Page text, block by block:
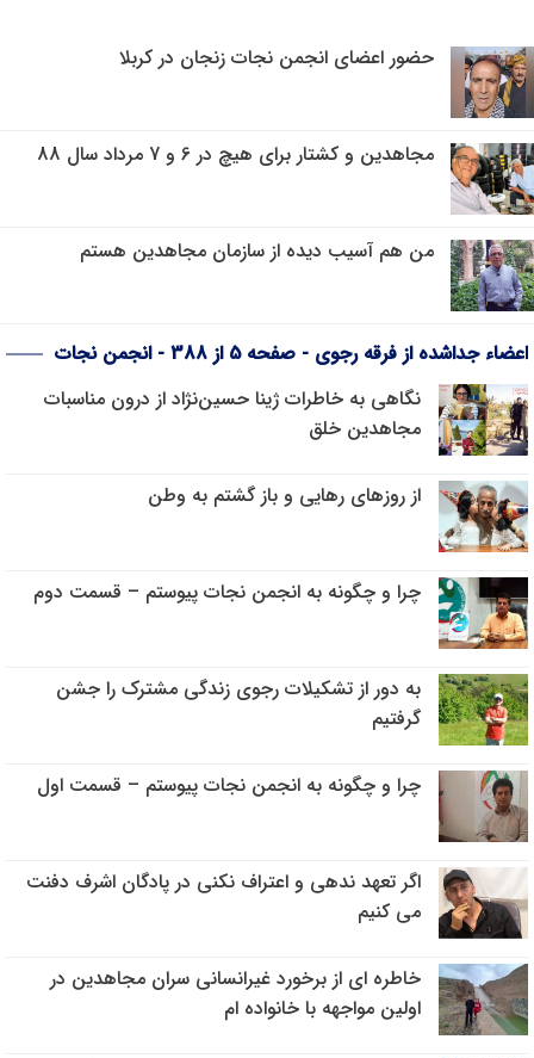
حضور اعضای انجمن نجات زنجان در کربلا
مجاهدین و کشتار برای هیچ در 6 و 7 مرداد سال 88
من هم آسیب دیده از سازمان مجاهدین هستم
اعضاء جداشده از فرقه رجوی - صفحه 5 از 388 - انجمن نجات
نگاهی به خاطرات ژینا حسین‌نژاد از درون مناسبات
مجاهدین خلق
از روزهای رهایی و باز گشتم به وطن
چرا و چگونه به انجمن نجات پیوستم – قسمت دوم
به دور از تشکیلات رجوی زندگی مشترک را جشن
گرفتیم
چرا و چگونه به انجمن نجات پیوستم – قسمت اول
اگر تعهد ندهی و اعتراف نکنی در پادگان اشرف دفنت
می کنیم
خاطره ای از برخورد غیرانسانی سران مجاهدین در
اولین مواجهه با خانواده ام